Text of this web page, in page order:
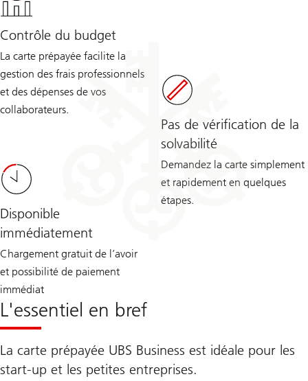
Contrôle du budget
La carte prépayée facilite la
gestion des frais professionnels
et des dépenses de vos
collaborateurs.
Pas de vérification de la
solvabilité
Demandez la carte simplement
et rapidement en quelques
étapes.
Disponible
immédiatement
Chargement gratuit de l’avoir
et possibilité de paiement
immédiat
L'essentiel en bref
La carte prépayée UBS Business est idéale pour les
start-up et les petites entreprises.